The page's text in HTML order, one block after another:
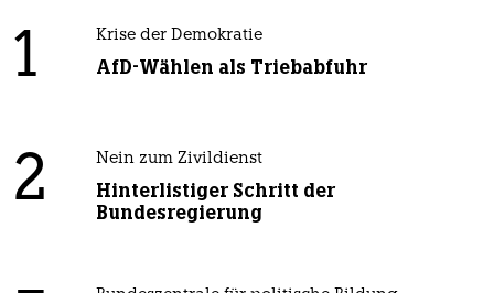
1 Krise der Demokratie
AfD-Wählen als Triebabfuhr
2 Nein zum Zivildienst
Hinterlistiger Schritt der
Bundesregierung